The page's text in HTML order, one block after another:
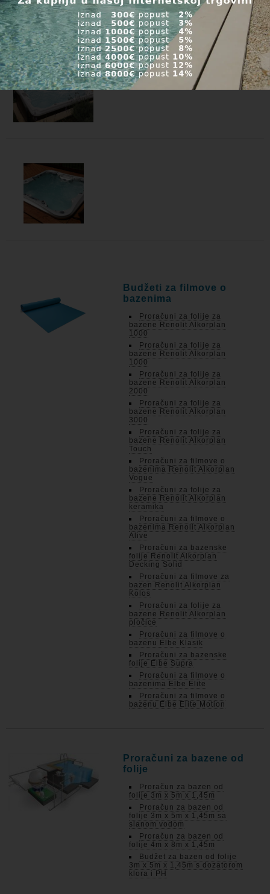
Budžeti za filmove o
bazenima
Proračuni za folije za
bazene Renolit Alkorplan
1000
Proračuni za folije za
bazene Renolit Alkorplan
1000
Proračuni za folije za
bazene Renolit Alkorplan
2000
Proračuni za folije za
bazene Renolit Alkorplan
3000
Proračuni za folije za
bazene Renolit Alkorplan
Touch
Proračuni za filmove o
bazenima Renolit Alkorplan
Vogue
Proračuni za folije za
bazene Renolit Alkorplan
keramika
Proračuni za filmove o
bazenima Renolit Alkorplan
Alive
Proračuni za bazenske
folije Renolit Alkorplan
Decking Solid
Proračuni za filmove za
bazen Renolit Alkorplan
Kolos
Proračuni za folije za
bazene Renolit Alkorplan
pločice
Proračuni za filmove o
bazenu Elbe Klasik
Proračuni za bazenske
folije Elbe Supra
Proračuni za filmove o
bazenima Elbe Elite
Proračuni za filmove o
bazenu Elbe Elite Motion
Proračuni za bazene od
folije
Proračun za bazen od
folije 3m x 5m x 1,45m
Proračun za bazen od
folije 3m x 5m x 1,45m sa
slanom vodom
Proračun za bazen od
folije 4m x 8m x 1,45m
Budžet za bazen od folije
3m x 5m x 1,45m s dozatorom
klora i PH